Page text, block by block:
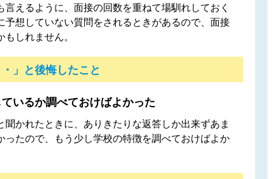
えるように、面接の回数を重ねて場馴れしておく
予想していない質問をされるときがあるので、面接
しれません。
」と後悔したこと
いるか調べておけばよかった
かれたときに、ありきたりな返答しか出来ずあま
ったので、もう少し学校の特徴を調べておけばよか